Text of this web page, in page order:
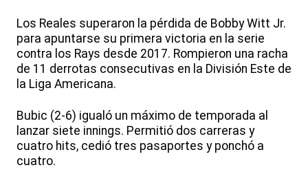
Los Reales superaron la pérdida de Bobby Witt Jr.
para apuntarse su primera victoria en la serie
contra los Rays desde 2017. Rompieron una racha
de 11 derrotas consecutivas en la División Este de
la Liga Americana.
Bubic (2-6) igualó un máximo de temporada al
lanzar siete innings. Permitió dos carreras y
cuatro hits, cedió tres pasaportes y ponchó a
cuatro.